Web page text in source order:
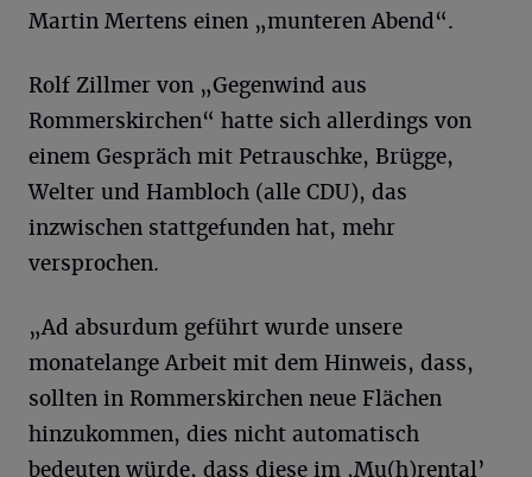
Martin Mertens einen „munteren Abend“.
Rolf Zillmer von „Gegenwind aus
Rommerskirchen“ hatte sich allerdings von
einem Gespräch mit Petrauschke, Brügge,
Welter und Hambloch (alle CDU), das
inzwischen stattgefunden hat, mehr
versprochen.
„Ad absurdum geführt wurde unsere
monatelange Arbeit mit dem Hinweis, dass,
sollten in Rommerskirchen neue Flächen
hinzukommen, dies nicht automatisch
bedeuten würde, dass diese im ,Mu(h)rental’